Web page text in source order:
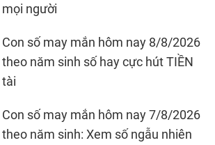
mọi người
Con số may mắn hôm nay 8/8/2026
theo năm sinh số hay cực hút TIỀN
tài
Con số may mắn hôm nay 7/8/2026
theo năm sinh: Xem số ngẫu nhiên